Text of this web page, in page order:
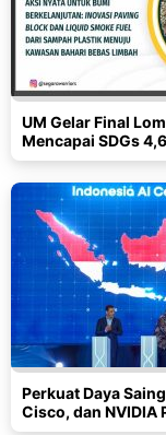
UM Gelar Final
Mencapai SDGs
Perkuat Daya
Cisco, dan NVIDIA